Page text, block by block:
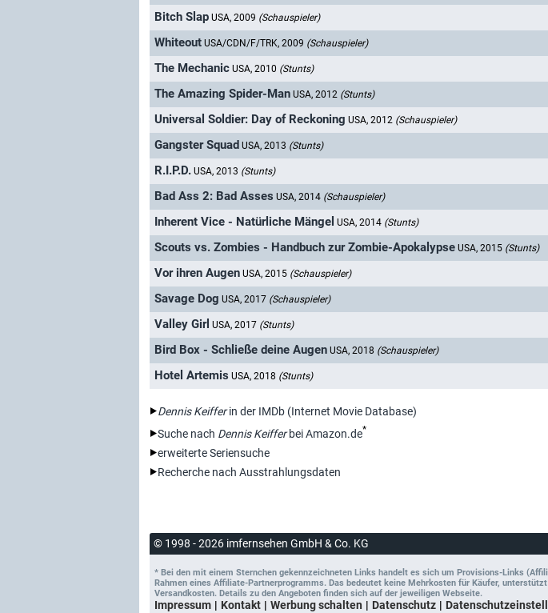
Bitch Slap USA, 2009 (Schauspieler)
Whiteout USA/CDN/F/TRK, 2009 (Schauspieler)
The Mechanic USA, 2010 (Stunts)
The Amazing Spider-Man USA, 2012 (Stunts)
Universal Soldier: Day of Reckoning USA, 2012 (Schauspieler)
Gangster Squad USA, 2013 (Stunts)
R.I.P.D. USA, 2013 (Stunts)
Bad Ass 2: Bad Asses USA, 2014 (Schauspieler)
Inherent Vice - Natürliche Mängel USA, 2014 (Stunts)
Scouts vs. Zombies - Handbuch zur Zombie-Apokalypse USA, 2015 (Stunts)
Vor ihren Augen USA, 2015 (Schauspieler)
Savage Dog USA, 2017 (Schauspieler)
Valley Girl USA, 2017 (Stunts)
Bird Box - Schließe deine Augen USA, 2018 (Schauspieler)
Hotel Artemis USA, 2018 (Stunts)
Dennis Keifferin der IMDb (Internet Movie Database)
Suche nach Dennis Keifferbei Amazon.de*
erweiterte Seriensuche
Recherche nach Ausstrahlungsdaten
© 1998 - 2026 imfernsehen GmbH & Co. KG
* Bei den mit einem Sternchen gekennzeichneten Links handelt es sich um Provisions-Links
Rahmen eines Affiliate-Partnerprogramms. Das bedeutet keine Mehrkosten für Käufer,
Versandkosten. Details zu den Angeboten finden sich auf der jeweiligen Webseite.
Impressum Kontakt Werbung schalten Datenschutz